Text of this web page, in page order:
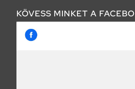
KÖVESS MINKET A